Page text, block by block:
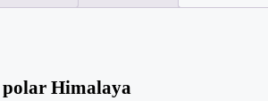
Himalaya